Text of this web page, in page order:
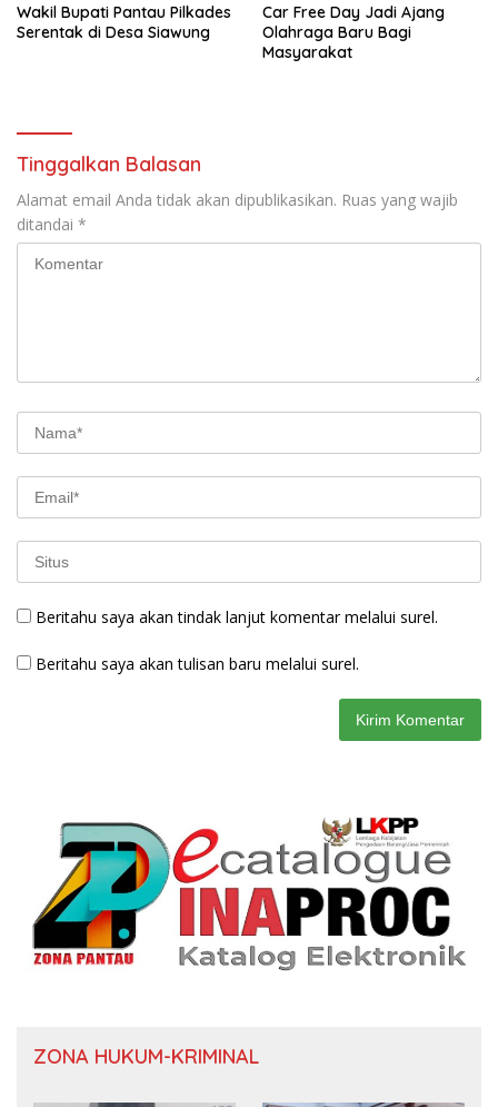
Wakil Bupati Pantau Pilkades
Serentak di Desa Siawung
Car Free Day Jadi Ajang
Olahraga Baru Bagi
Masyarakat
Tinggalkan Balasan
Alamat email Anda tidak akan dipublikasikan. Ruas yang wajib
ditandai *
Beritahu saya akan tindak lanjut komentar melalui surel.
Beritahu saya akan tulisan baru melalui surel.
ZONA HUKUM-KRIMINAL